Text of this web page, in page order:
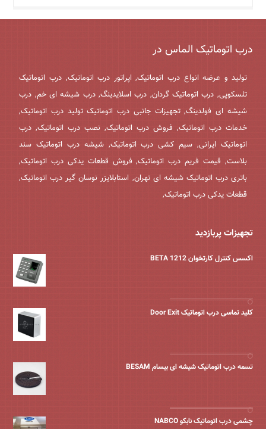
درب اتوماتیک الماس در
تولید و عرضه انواع درب اتوماتیک, اپراتور درب اتوماتیک, درب اتوماتیک
تلسکوپی, درب اتوماتیک گردان, درب اسلایدینگ, درب شیشه ای خم, درب
شیشه ای فولدینگ, تجهیزات جانبی درب اتوماتیک تولید درب اتوماتیک,
خدمات درب اتوماتیک, فروش درب اتوماتیک, نصب درب اتوماتیک, درب
اتوماتیک ایرانی, سیم کشی درب اتوماتیک, شیشه درب اتوماتیک سند
بلاست, قیمت فریم درب اتوماتیک, فروش قطعات یدکی درب اتوماتیک,
باتری درب اتوماتیک شیشه ای تهران, استابلایزر نوسان گیر درب اتوماتیک,
قطعات یدکی درب اتوماتیک,
تجهیزات پربازدید
اکسس کنترل کارتخوان BETA 1212
کلید تماسی درب اتوماتیک Door Exit
تسمه درب اتوماتیک شیشه ای بیسام BESAM
چشمی درب اتوماتیک نابکو NABCO